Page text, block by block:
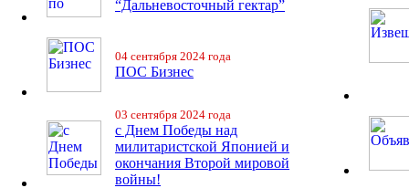
“Дальневосточный гектар”
04 сентября 2024 года
ПОС Бизнес
03 сентября 2024 года
с Днем Победы над
милитаристской Японией и
окончания Второй мировой
войны!